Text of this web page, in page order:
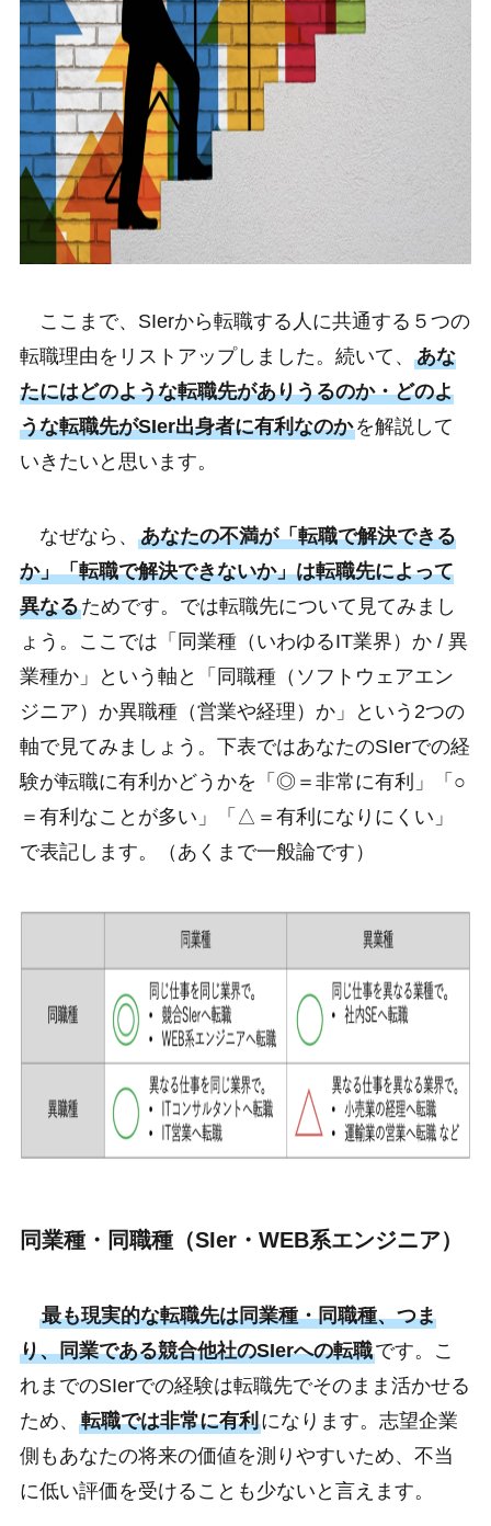
ここまで、SIerから転職する人に共通する５つの
転職理由をリストアップしました。続いて、 あな
たにはどのような転職先がありうるのか・どのよ
うな転職先がSIer出身者に有利なのかを解説して
いきたいと思います。
なぜなら、 あなたの不満が「転職で解決できる
か」「転職で解決できないか」は転職先によって
異なるためです。では転職先について見てみまし
ょう。ここでは「同業種（いわゆるIT業界）か / 異
業種か」という軸と「同職種（ソフトウェアエン
ジニア）か異職種（営業や経理）か」という2つの
軸で見てみましょう。下表ではあなたのSIerでの経
験が転職に有利かどうかを「◎＝非常に有利」「○
＝有利なことが多い」「△＝有利になりにくい」
で表記します。（あくまで一般論です）
同業種・同職種（SIer・WEB系エンジニア）
最も現実的な転職先は同業種・同職種、つま
り、同業である競合他社のSIerへの転職です。こ
れまでのSIerでの経験は転職先でそのまま活かせる
ため、 転職では非常に有利になります。志望企業
側もあなたの将来の価値を測りやすいため、不当
に低い評価を受けることも少ないと言えます。